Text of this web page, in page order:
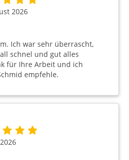
2026
Ich war sehr überrascht,
schnel und gut alles
für Ihre Arbeit und ich
empfehle.